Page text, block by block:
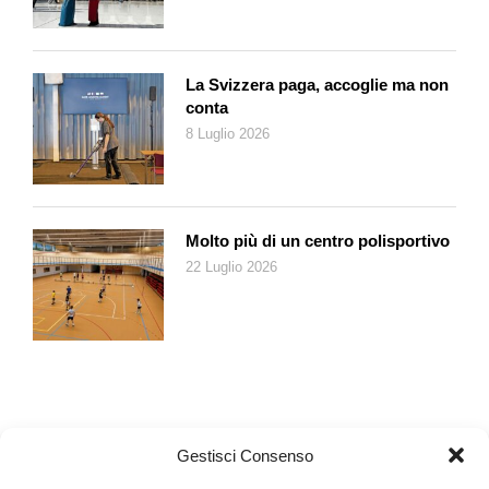
Gestisci Consenso
La Svizzera paga, accoglie ma non
conta
8 Luglio 2026
Molto più di un centro polisportivo
22 Luglio 2026